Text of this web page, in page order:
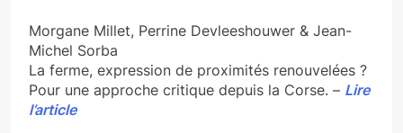
Morgane Millet, Perrine Devleeshouwer & Jean-
Michel Sorba
La ferme, expression de proximités renouvelées ?
Pour une approche critique depuis la Corse. – Lire
l’article